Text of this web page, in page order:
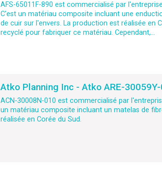
AFS-65011F-890 est commercialisé par
C'est un matériau composite incluant une
de cuir sur l'envers. La production est réalisée en
recyclé pour fabriquer ce matériau. Cependant,...
Atko Planning Inc - Atko ARE-
ACN-30008N-010 est commercialisé par
un matériau composite incluant un matelas de
réalisée en Corée du Sud.